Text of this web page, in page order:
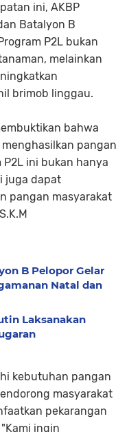
ini, AKBP
Batalyon B
P2L bukan
melainkan
brimob linggau.
bahwa
pangan
ini bukan hanya
juga dapat
pangan masyarakat
B Pelopor Gelar
Natal dan
Laksanakan
kebutuhan pangan
masyarakat
pekarangan
ingin